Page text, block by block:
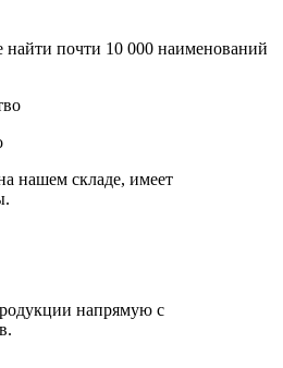
найти почти 10 000 наименований
нашем складе, имеет
напрямую с